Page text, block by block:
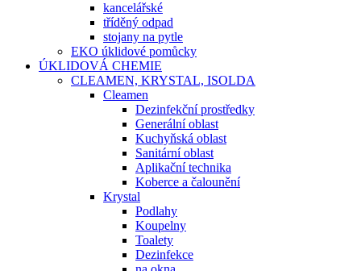
kancelářské
tříděný odpad
stojany na pytle
EKO úklidové pomůcky
ÚKLIDOVÁ CHEMIE
CLEAMEN, KRYSTAL, ISOLDA
Cleamen
Dezinfekční prostředky
Generální oblast
Kuchyňská oblast
Sanitární oblast
Aplikační technika
Koberce a čalounění
Krystal
Podlahy
Koupelny
Toalety
Dezinfekce